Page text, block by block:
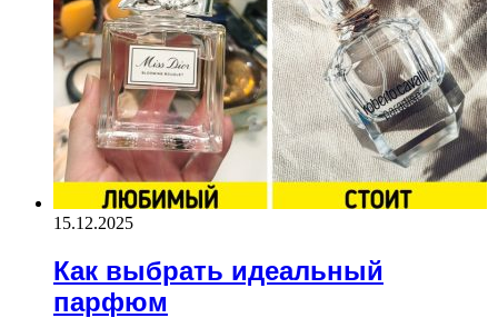
15.12.2025
Как выбрать идеальный
парфюм